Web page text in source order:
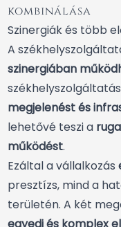
kombinálása
Szinergiák és több
A
szinergiában
megjelenést és
lehetővé teszi a
működést.
Ezáltal a vállalkozás
presztízs, mind a
területén. A két